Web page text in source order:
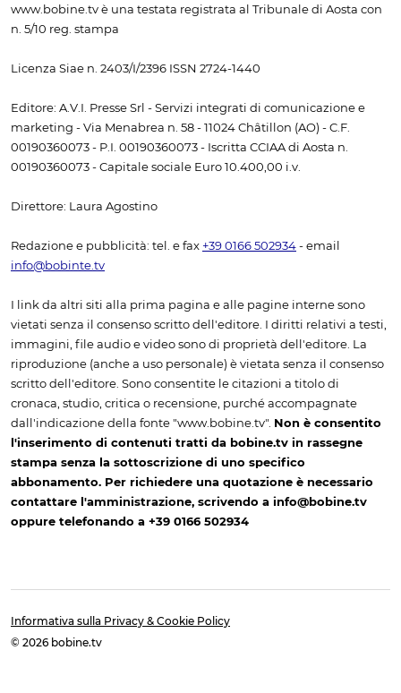
www.bobine.tv è una testata registrata al Tribunale di Aosta con
n. 5/10 reg. stampa
Licenza Siae n. 2403/I/2396 ISSN 2724-1440
Editore: A.V.I. Presse Srl - Servizi integrati di comunicazione e
marketing - Via Menabrea n. 58 - 11024 Châtillon (AO) - C.F.
00190360073 - P.I. 00190360073 - Iscritta CCIAA di Aosta n.
00190360073 - Capitale sociale Euro 10.400,00 i.v.
Direttore: Laura Agostino
Redazione e pubblicità: tel. e fax +39 0166 502934 - email
info@bobinte.tv
I link da altri siti alla prima pagina e alle pagine interne sono
vietati senza il consenso scritto dell'editore. I diritti relativi a testi,
immagini, file audio e video sono di proprietà dell'editore. La
riproduzione (anche a uso personale) è vietata senza il consenso
scritto dell'editore. Sono consentite le citazioni a titolo di
cronaca, studio, critica o recensione, purché accompagnate
dall'indicazione della fonte "www.bobine.tv". Non è consentito
l'inserimento di contenuti tratti da bobine.tv in rassegne
stampa senza la sottoscrizione di uno specifico
abbonamento. Per richiedere una quotazione è necessario
contattare l'amministrazione, scrivendo a info@bobine.tv
oppure telefonando a +39 0166 502934
Informativa sulla Privacy & Cookie Policy
© 2026 bobine.tv